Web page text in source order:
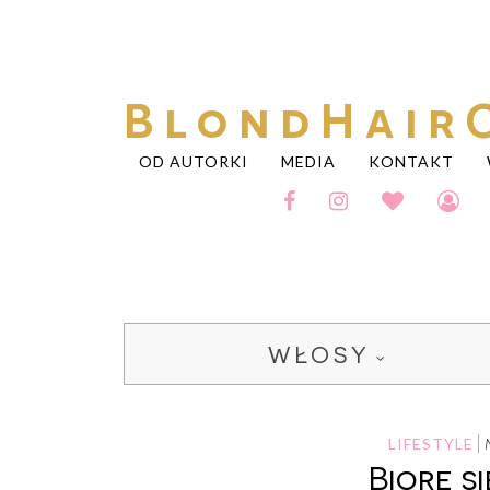
OD AUTORKI MEDIA KONTAKT
WŁOSY
LIFESTYLE
Biorę